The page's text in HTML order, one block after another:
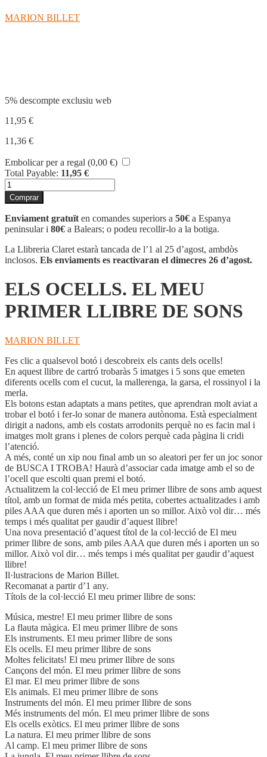
MARION BILLET
5% descompte exclusiu web
11,95 €
11,36 €
Embolicar per a regal (0,00 €)
Total Payable: 11,95 €
quantitat
de
ELS
OCELLS.
EL
MEU
PRIMER
LLIBRE
Comprar
Enviament gratuït en comandes superiors a 50€ a Espanya
peninsular i 80€ a Balears; o podeu recollir-lo a la botiga.
La Llibreria Claret estarà tancada de l’1 al 25 d’agost, ambdòs
inclosos. Els enviaments es reactivaran el dimecres 26 d’agost.
ELS OCELLS. EL MEU
PRIMER LLIBRE DE SONS
MARION BILLET
Fes clic a qualsevol botó i descobreix els cants dels ocells!
En aquest llibre de cartró trobaràs 5 imatges i 5 sons que emeten
diferents ocells com el cucut, la mallerenga, la garsa, el rossinyol i la
merla.
Els botons estan adaptats a mans petites, que aprendran molt aviat a
trobar el botó i fer-lo sonar de manera autònoma. Està especialment
dirigit a nadons, amb els costats arrodonits perquè no es facin mal i
imatges molt grans i plenes de colors perquè cada pàgina li cridi
l’atenció.
A més, conté un xip nou final amb un so aleatori per fer un joc sonor
de BUSCA I TROBA! Haurà d’associar cada imatge amb el so de
l’ocell que escolti quan premi el botó.
Actualitzem la col·lecció de El meu primer llibre de sons amb aquest
títol, amb un format de mida més petita, cobertes actualitzades i amb
piles AAA que duren més i aporten un so millor. Això vol dir… més
temps i més qualitat per gaudir d’aquest llibre!
Una nova presentació d’aquest títol de la col·lecció de El meu
primer llibre de sons, amb piles AAA que duren més i aporten un so
millor. Això vol dir… més temps i més qualitat per gaudir d’aquest
llibre!
Il·lustracions de Marion Billet.
Recomanat a partir d’1 any.
Títols de la col·lecció El meu primer llibre de sons:
Música, mestre! El meu primer llibre de sons
La flauta màgica. El meu primer llibre de sons
Els instruments. El meu primer llibre de sons
Els ocells. El meu primer llibre de sons
Moltes felicitats! El meu primer llibre de sons
Cançons del món. El meu primer llibre de sons
El mar. El meu primer llibre de sons
Els animals. El meu primer llibre de sons
Instruments del món. El meu primer llibre de sons
Més instruments del món. El meu primer llibre de sons
Els ocells exòtics. El meu primer llibre de sons
La natura. El meu primer llibre de sons
Al camp. El meu primer llibre de sons